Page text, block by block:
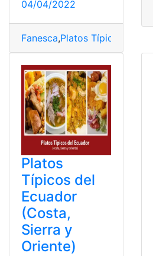
04/04/2022
Fanesca,Platos Típicos
Platos
Típicos del
Ecuador
(Costa,
Sierra y
Oriente)